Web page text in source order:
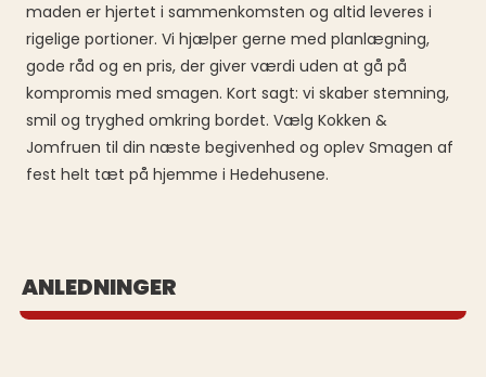
maden er hjertet i sammenkomsten og altid leveres i
rigelige portioner. Vi hjælper gerne med planlægning,
gode råd og en pris, der giver værdi uden at gå på
kompromis med smagen. Kort sagt: vi skaber stemning,
smil og tryghed omkring bordet. Vælg Kokken &
Jomfruen til din næste begivenhed og oplev Smagen af
fest helt tæt på hjemme i Hedehusene.
ANLEDNINGER
Se vores populære buffeter